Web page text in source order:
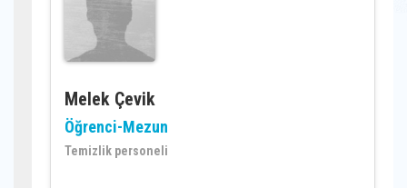
Melek Çevik
Öğrenci-Mezun
Temizlik personeli